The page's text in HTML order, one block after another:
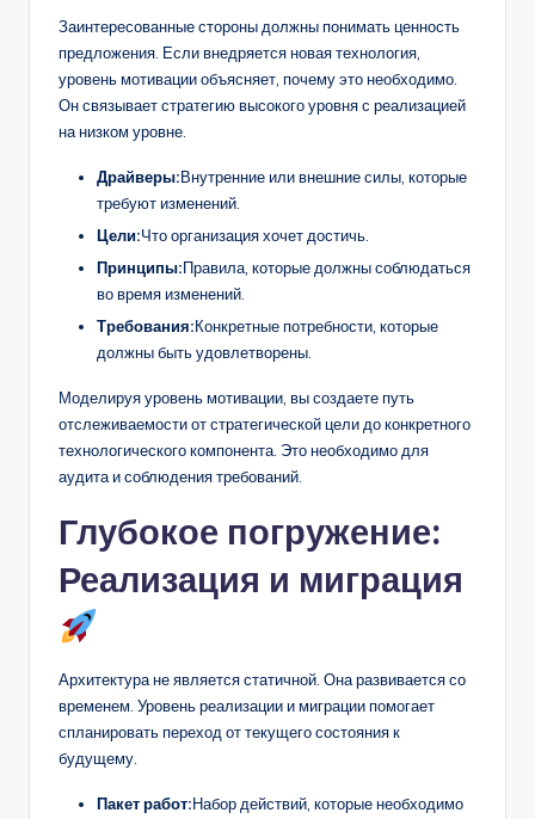
Заинтересованные стороны должны понимать ценность
предложения. Если внедряется новая технология,
уровень мотивации объясняет, почему это необходимо.
Он связывает стратегию высокого уровня с реализацией
на низком уровне.
Драйверы:Внутренние или внешние силы, которые
требуют изменений.
Цели:Что организация хочет достичь.
Принципы:Правила, которые должны соблюдаться
во время изменений.
Требования:Конкретные потребности, которые
должны быть удовлетворены.
Моделируя уровень мотивации, вы создаете путь
отслеживаемости от стратегической цели до конкретного
технологического компонента. Это необходимо для
аудита и соблюдения требований.
Глубокое погружение:
Реализация и миграция
Архитектура не является статичной. Она развивается со
временем. Уровень реализации и миграции помогает
спланировать переход от текущего состояния к
будущему.
Пакет работ:Набор действий, которые необходимо